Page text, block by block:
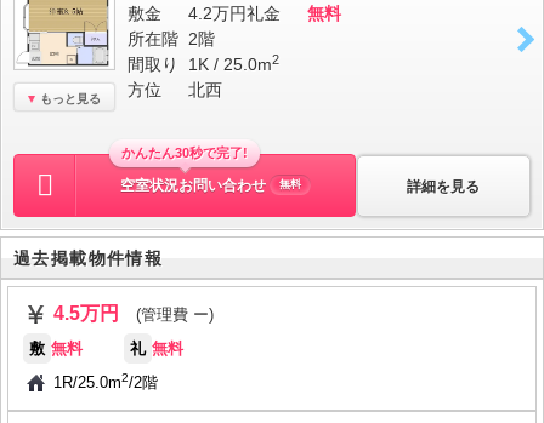
もっと見る
敷金 4.2万円礼金
無料
所在階 2階
間取り
1K / 25.0m2
方位 北西
詳細を見る
かんたん30秒で完了!
空室状況お問い合わせ 無料
過去掲載物件情報
4.5万円
(管理費 ー)
敷 無料 礼 無料
1R/25.0m2/2階